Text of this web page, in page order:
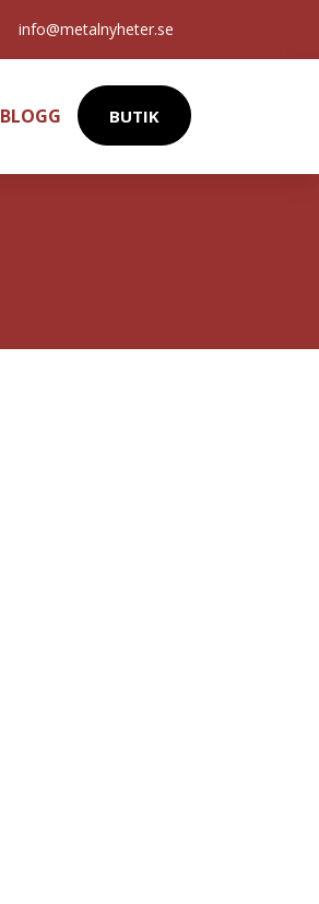
info@metalnyheter.se
BLOGG BUTIK